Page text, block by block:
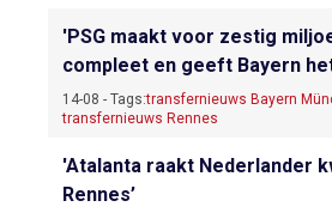
'PSG maakt voor zestig
compleet en geeft Bayern
14-08 - Tags:transfernieuws Bayern
transfernieuws Rennes
'Atalanta raakt Nederlander
Rennes’